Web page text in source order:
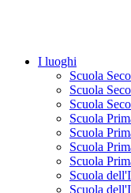
I luoghi
Scuola
Scuola
Scuola
Scuola
Scuola
Scuola
Scuola
Scuola
Scuola